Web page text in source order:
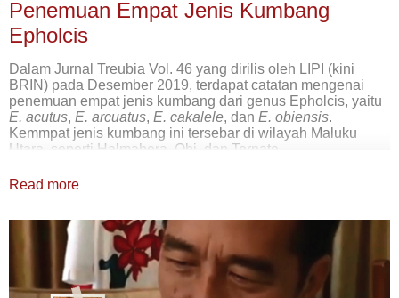
Penemuan Empat Jenis Kumbang
Epholcis
Dalam Jurnal Treubia Vol. 46 yang dirilis oleh LIPI (kini
BRIN) pada Desember 2019, terdapat catatan mengenai
penemuan empat jenis kumbang dari genus Epholcis, yaitu
E. acutus, E. arcuatus, E. cakalele, dan E. obiensis.
Kemmpat jenis kumbang ini tersebar di wilayah Maluku
Utara, seperti Halmahera, Obi, dan Ternate.
Dengan penemuan empat spesies baru ini, beserta dengan
lima jenis sebelumnya (
ditransfer dari genus lain (
yang sebelumnya
dimasukkan ke dalam genus Maechidius), maka terdapat 10
jenis kumbang Epholcis yang sudah teridentifikasi. Para
peneliti menduga bahwa kumbang Epholcis ini juga
tersebar di Papua (yang sejauh ini diidentifikasi sebagai
Read more